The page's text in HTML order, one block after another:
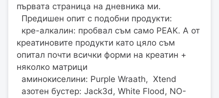
първата страница на дневника ми.
Предишен опит с подобни продукти:
кре-алкалин: пробвал съм само PEAK. А от
креатиновите продукти като цяло съм
опитал почти всички форми на креатин +
няколко матрици
аминокиселини: Purple Wraath, Xtend
азотен бустер: Jack3d, White Flood, NO-